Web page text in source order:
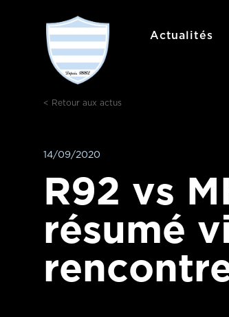
Actualités
< Retour aux actus
14/09/2020
R92 vs
résumé